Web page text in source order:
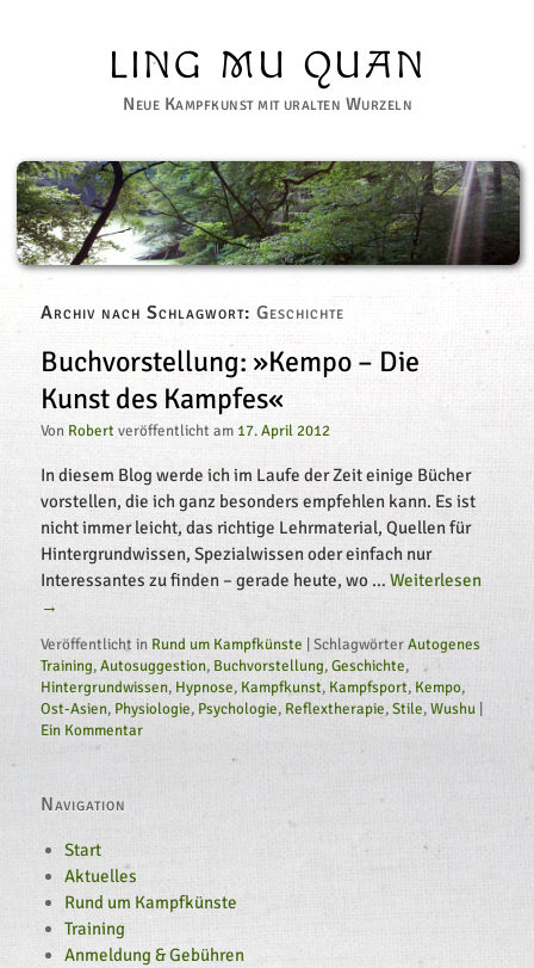
LING MU QUAN
Neue Kampfkunst mit uralten Wurzeln
Archiv nach Schlagwort: Geschichte
Buchvorstellung: »Kempo – Die
Kunst des Kampfes«
Von Robert veröffentlicht am 17. April 2012
In diesem Blog werde ich im Laufe der Zeit einige Bücher
vorstellen, die ich ganz besonders empfehlen kann. Es ist
nicht immer leicht, das richtige Lehrmaterial, Quellen für
Hintergrundwissen, Spezialwissen oder einfach nur
Interessantes zu finden – gerade heute, wo …
→
Veröffentlicht in Rund um Kampfkünste SchlagwörterAutogenes
Training,Autosuggestion, Buchvorstellung,Geschichte,
Hintergrundwissen, Hypnose, Kampfkunst, Kampfsport, Kempo,
Ost-Asien, Physiologie, Psychologie, Reflextherapie,Stile,Wushu
Ein Kommentar
Navigation
Start
Aktuelles
Rund um Kampfkünste
Training
Anmeldung & Gebühren